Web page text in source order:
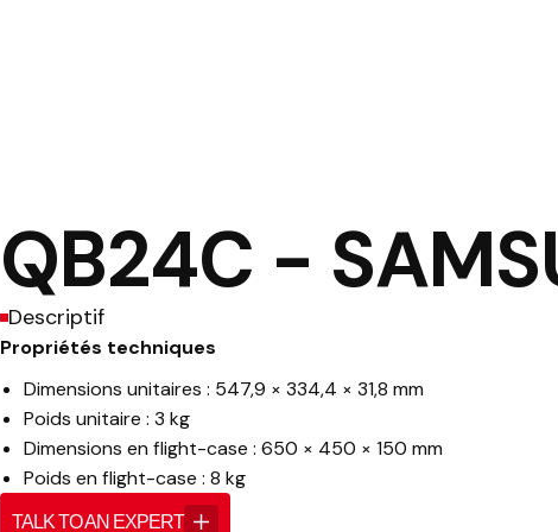
QB24C -
Descriptif
Propriétés techniques
Dimensions unitaires : 547,9 × 334,4 × 31,8 mm
Poids unitaire : 3 kg
Dimensions en flight-case : 650 × 450 × 150 mm
Poids en flight-case : 8 kg
TALK TO AN EXPERT